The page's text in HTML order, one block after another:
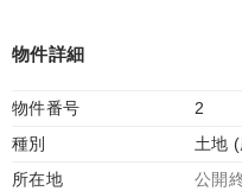
物件詳細
物件番号
2
種別
土地
所在地
公開